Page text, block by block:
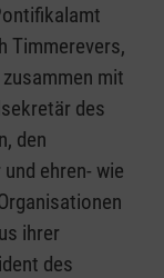
Timmerevers,
mit
des
den
ehren- wie
ihrer
des